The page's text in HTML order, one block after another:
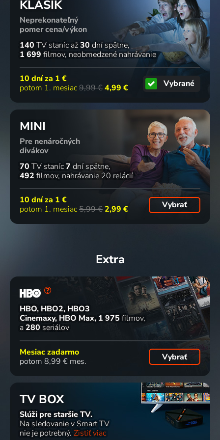
Roaring
Abyss
2015 | Etiopie, Španielsko, Veľká Británia | Hudobné
Guerrero Mother
1952 | Japonsko | Dráma, Romantický
The
Intruder
1962 | USA | Dráma
79%
Moj čovjek
74%
The
Woman
78%
Sedam
1925 | USA | Komédia, Rodinný, Romantický
73%
Daughters,
Wives and
a Mother
1960 | Japonsko | Dráma
73
I na kraju
ne ostade
nitko
73%
Moment
of Terror
1966 | Japonsko | Dráma, Krimi
73%
Kasno je
1949 | USA | Krimi, Dráma, Film noir, Mysteriózny, Thriller
72%
The Lady
of
Musashino
2015 | Španielsko, Maroko | Životopisný, Dobrodružný
1947 | Veľká Británia | Dráma, Vojnový
na Zapad
1925 | USA | Komédia
71%
Južnjak
1945 | USA | Western, Dráma
70%
Kruh naš
svagdašnji
1934 | USA | Dráma, Romantický
71 %
2016 | Chorvátsko | Dráma, Animovaný
69 %
Ponosni
pobunjenik
1958 | USA | Western, Dráma, Romantický, Vojnový
69% 68% 66%
KLASIK
Neprekonateľný
pomer cena/výkon
140 TV staníc až30 dní spätne
1 699 filmov neobmedzené nahrávanie
10 dní za 1 €
potom 1. mesiac9,99 €4,99 € Vybrané
MINI
Pre nenáročných
divákov
70 TV staníc7 dní spätne
492 filmov nahrávanie 20 relácií
10 dní za 1 €
potom 1. mesiac5,99 € 2,99 € Vybrať
Extra
HBO, HBO2, HBO3
Cinemaxy, HBO Max 1 975 filmov
a 280 seriálov
Mesiac zadarmo
potom 8,99 € mes.
Vybrať
TV BOX
Slúži pre staršie TV.
Na sledovanie v Smart TV
nie je potrebný. Zistiť viac